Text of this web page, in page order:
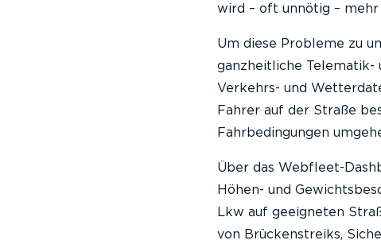
wird – oft unnötig –
Um diese Probleme zu
ganzheitliche Telematik-
Verkehrs- und
Fahrer auf der Straße
Fahrbedingungen
Über das Webfleet-
Höhen- und
Lkw auf geeigneten
von Brückenstreiks,